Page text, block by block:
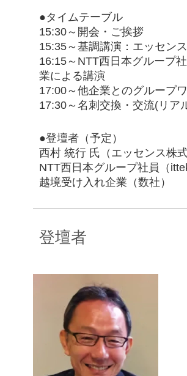
●タイムテーブル
15:30～開会・ご挨拶
15:35～基調講演：エッセン
16:15～NTT西日本グループ
業による講演
17:00～他企業とのグループ
17:30～名刺交換・交流(リア
●登壇者（予定）
西村 統行 氏（エッセンス株
NTT西日本グループ社員（
越境受け入れ企業（数社）
登壇者